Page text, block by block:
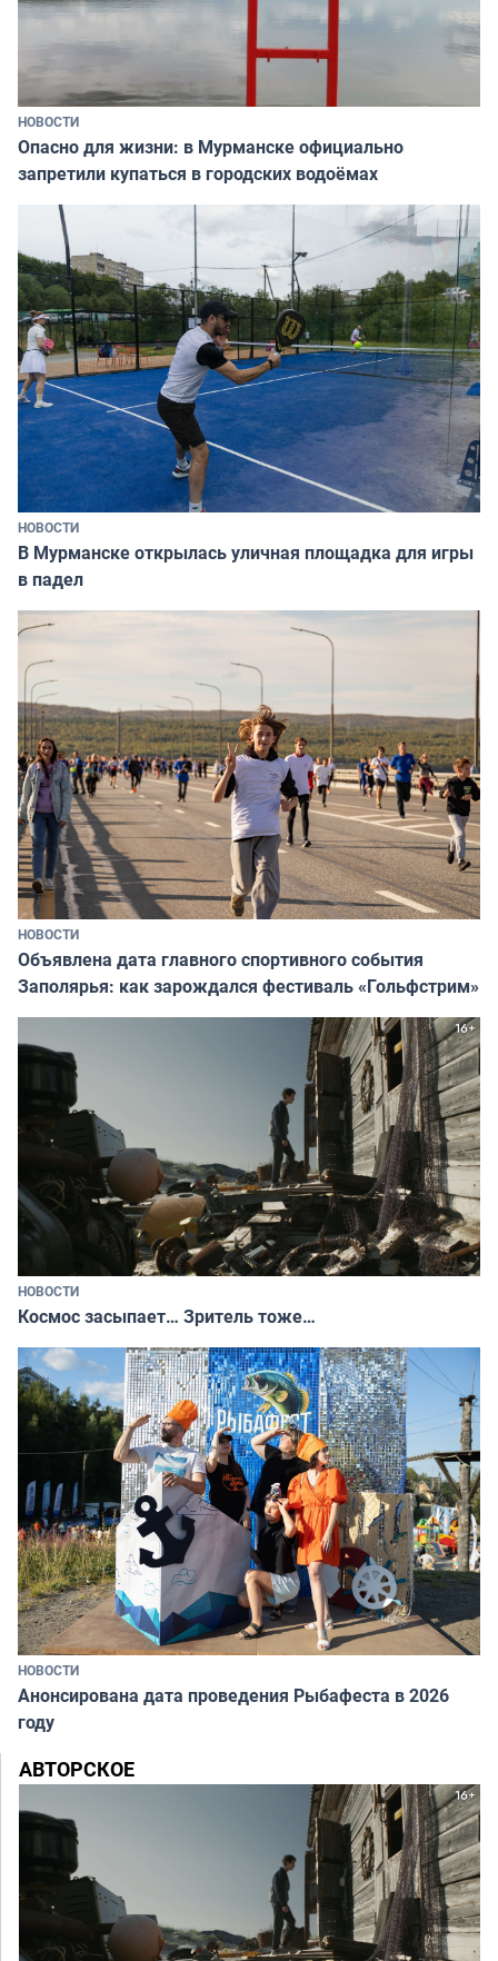
НОВОСТИ
Опасно для жизни: в Мурманске официально
запретили купаться в городских водоёмах
НОВОСТИ
В Мурманске открылась уличная площадка для игры
в падел
НОВОСТИ
Объявлена дата главного спортивного события
Заполярья: как зарождался фестиваль «Гольфстрим»
НОВОСТИ
Космос засыпает… Зритель тоже…
НОВОСТИ
Анонсирована дата проведения Рыбафеста в 2026
году
АВТОРСКОЕ